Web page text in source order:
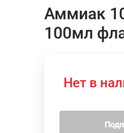
Аммиак
100мл
Нет в